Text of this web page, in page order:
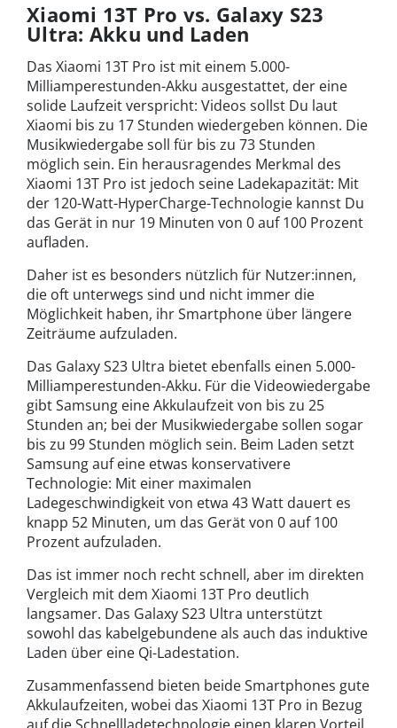
Xiaomi 13T Pro vs. Galaxy S23
Ultra: Akku und Laden
Das Xiaomi 13T Pro ist mit einem 5.000-
Milliamperestunden-Akku ausgestattet, der eine
solide Laufzeit verspricht: Videos sollst Du laut
Xiaomi bis zu 17 Stunden wiedergeben können. Die
Musikwiedergabe soll für bis zu 73 Stunden
möglich sein. Ein herausragendes Merkmal des
Xiaomi 13T Pro ist jedoch seine Ladekapazität: Mit
der 120-Watt-HyperCharge-Technologie kannst Du
das Gerät in nur 19 Minuten von 0 auf 100 Prozent
aufladen.
Daher ist es besonders nützlich für Nutzer:innen,
die oft unterwegs sind und nicht immer die
Möglichkeit haben, ihr Smartphone über längere
Zeiträume aufzuladen.
Das Galaxy S23 Ultra bietet ebenfalls einen 5.000-
Milliamperestunden-Akku. Für die Videowiedergabe
gibt Samsung eine Akkulaufzeit von bis zu 25
Stunden an; bei der Musikwiedergabe sollen sogar
bis zu 99 Stunden möglich sein. Beim Laden setzt
Samsung auf eine etwas konservativere
Technologie: Mit einer maximalen
Ladegeschwindigkeit von etwa 43 Watt dauert es
knapp 52 Minuten, um das Gerät von 0 auf 100
Prozent aufzuladen.
Das ist immer noch recht schnell, aber im direkten
Vergleich mit dem Xiaomi 13T Pro deutlich
langsamer. Das Galaxy S23 Ultra unterstützt
sowohl das kabelgebundene als auch das induktive
Laden über eine Qi-Ladestation.
Zusammenfassend bieten beide Smartphones gute
Akkulaufzeiten, wobei das Xiaomi 13T Pro in Bezug